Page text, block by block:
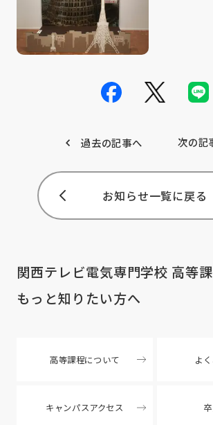
過去の記事へ 次の記
お知らせ一覧に戻る
関西テレビ電気専門学校 高等
もっと知りたい方へ
高等課程について よ
キャンパスアクセス